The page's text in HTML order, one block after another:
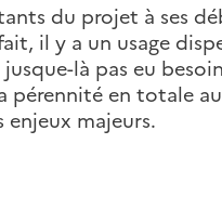
du projet à ses
il y a un usage
là pas eu
pérennité en totale
majeurs.